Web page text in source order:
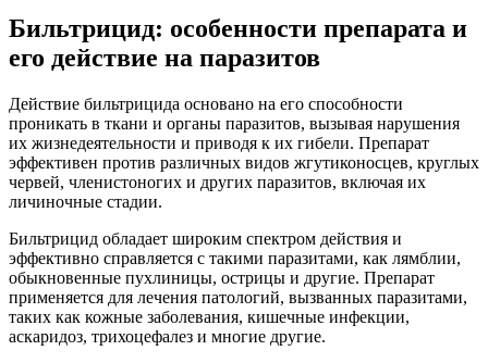
Бильтрицид: особенности препарата и
его действие на паразитов
Действие бильтрицида основано на его способности
проникать в ткани и органы паразитов, вызывая нарушения
их жизнедеятельности и приводя к их гибели. Препарат
эффективен против различных видов жгутиконосцев, круглых
червей, членистоногих и других паразитов, включая их
личиночные стадии.
Бильтрицид обладает широким спектром действия и
эффективно справляется с такими паразитами, как лямблии,
обыкновенные пухлиницы, острицы и другие. Препарат
применяется для лечения патологий, вызванных паразитами,
таких как кожные заболевания, кишечные инфекции,
аскаридоз, трихоцефалез и многие другие.